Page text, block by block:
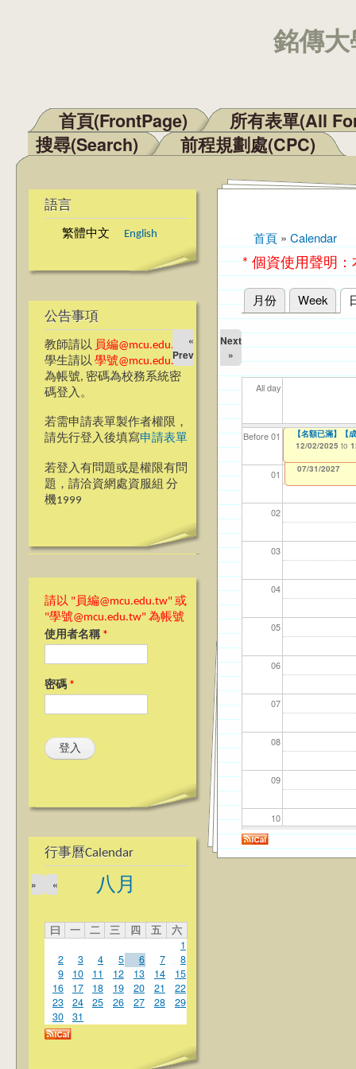
銘傳
主選單
首頁(FrontPage)
所有表單(All
搜尋(Search)
前程規劃處(CPC)
語言
繁體中文 English
公告事項
教師請以 員編@mcu.edu.tw
學生請以 學號@mcu.edu.tw
為帳號, 密碼為校務系統密
碼登入。
若需申請表單製作者權限，
請先行登入後填寫申請表單
若登入有問題或是權限有問
題，請洽資網處資服組 分
機1999
請以 "員編@mcu.edu.tw" 或
"學號@mcu.edu.tw" 為帳號
使用者名稱 *
密碼 *
行事曆Calendar
八月
«
»
曰 一 二 三 四 五
六
1
2
3 4 5 6 7
8
9
10 11 12 13 14
15
16
17 18 19 20 21
22
23
24 25 26 27 28
29
30
31
您在這裡
首頁 » Calendar
* 個資使用聲明
主要索引標籤
月份 Week
«
Prev
Next
»
All day
Before 01
01
02
03
04
05
06
07
08
09
10
11
【資網處】
整合系統～表單
12/31/2027
【財務處】工讀
11/12/2021 to
【財務處】漏打
錄
07/31/2027
04/
02/
03/
【
07/
09/
＊69週年校慶
12/01/2025 to
【名額已滿】【
12/02/2025 to